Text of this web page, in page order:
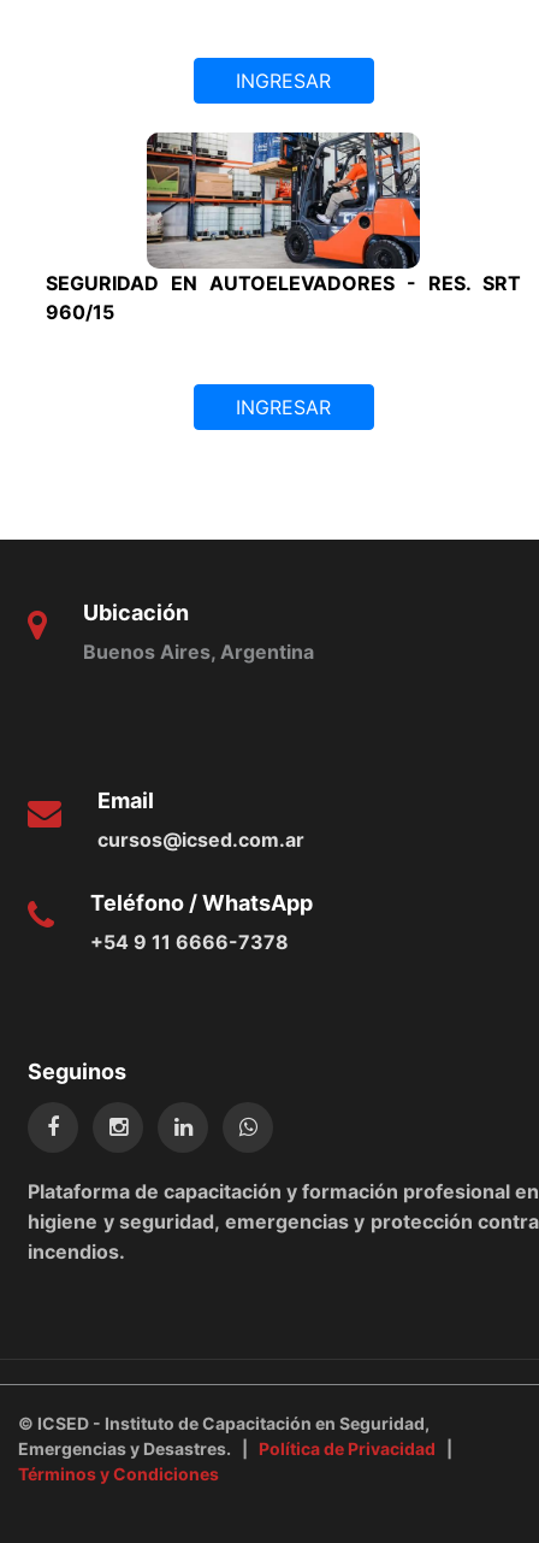
INGRESAR
SEGURIDAD EN AUTOELEVADORES - RES. SRT
960/15
INGRESAR
Ubicación
Buenos Aires, Argentina
Email
cursos@icsed.com.ar
Teléfono / WhatsApp
+54 9 11 6666-7378
Seguinos
Plataforma de capacitación y formación profesional en
higiene y seguridad, emergencias y protección contra
incendios.
© ICSED - Instituto de Capacitación en Seguridad,
Emergencias y Desastres. | Política de Privacidad
Términos y Condiciones